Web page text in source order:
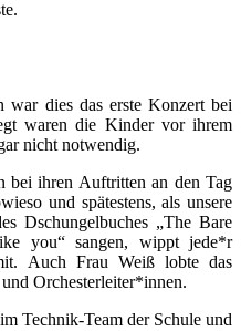
war dies das erste Konzert bei
waren die Kinder vor ihrem
nicht notwendig.
bei ihren Auftritten an den Tag
und spätestens, als unsere
Dschungelbuches „The Bare
you“ sangen, wippt jede*r
Auch Frau Weiß lobte das
Orchesterleiter*innen.
Technik-Team der Schule und